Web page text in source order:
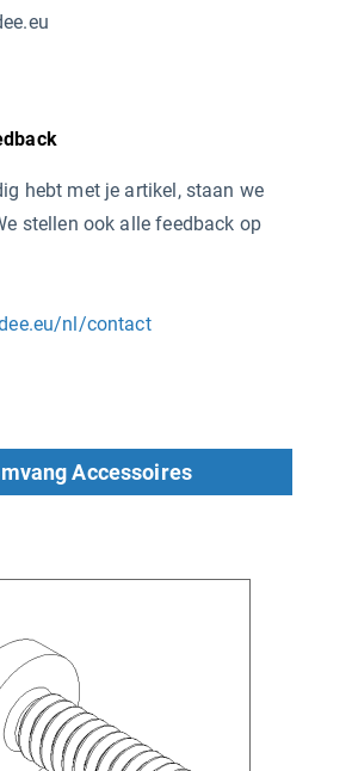
hebt met je artikel, staan we
stellen ook alle feedback op
nl/contact
Accessoires